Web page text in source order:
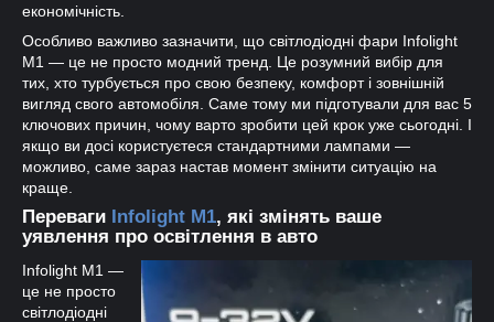
економічність.
Особливо важливо зазначити, що світлодіодні фари Infolight
M1 — це не просто модний тренд. Це розумний вибір для
тих, хто турбується про свою безпеку, комфорт і зовнішній
вигляд свого автомобіля. Саме тому ми підготували для вас 5
ключових причин, чому варто зробити цей крок уже сьогодні. І
якщо ви досі користуєтеся стандартними лампами —
можливо, саме зараз настав момент змінити ситуацію на
краще.
Переваги Infolight M1, які змінять ваше
уявлення про освітлення в авто
Infolight M1 —
це не просто
світлодіодні